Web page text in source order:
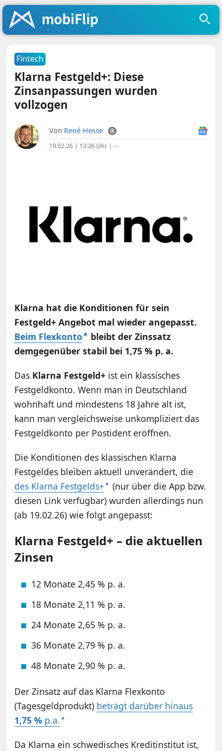
Fintech
Klarna Festgeld+: Diese
Zinsanpassungen wurden
vollzogen
Von René Hesse
19.02.26 | 13:26 Uhr | ⋯
Klarna hat die Konditionen für sein
Festgeld+ Angebot mal wieder angepasst.
Beim Flexkonto
bleibt der Zinssatz
demgegenüber stabil bei 1,75 % p. a.
Das Klarna Festgeld+ ist ein klassisches
Festgeldkonto. Wenn man in Deutschland
wohnhaft und mindestens 18 Jahre alt ist,
kann man vergleichsweise unkompliziert das
Festgeldkonto per Postident eröffnen.
Die Konditionen des klassischen Klarna
Festgeldes bleiben aktuell unverändert, die
des Klarna Festgelds+
(nur über die App bzw.
diesen Link verfügbar) wurden allerdings nun
(ab 19.02.26) wie folgt angepasst:
Klarna Festgeld+ – die aktuellen
Zinsen
12 Monate 2,45 % p. a.
18 Monate 2,11 % p. a.
24 Monate 2,65 % p. a.
36 Monate 2,79 % p. a.
48 Monate 2,90 % p. a.
Der Zinsatz auf das Klarna Flexkonto
(Tagesgeldprodukt) beträgt darüber hinaus
1,75 % p.a.
Da Klarna ein schwedisches Kreditinstitut ist,